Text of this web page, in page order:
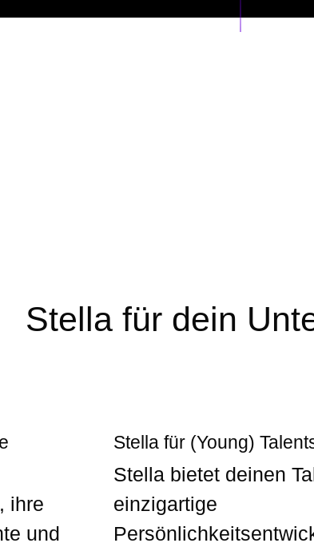
Stella für dein
ihre
und
Stella für (Young)
Stella bietet deinen
einzigartige